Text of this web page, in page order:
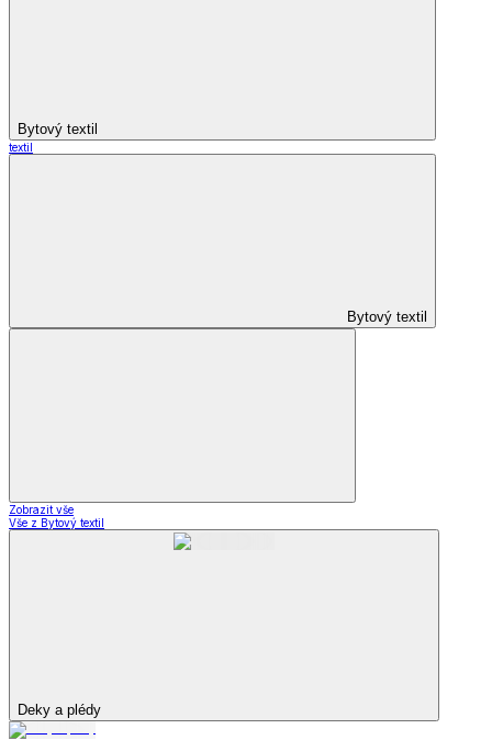
Bytový textil
textil
Bytový textil
Zobrazit vše
Vše z Bytový textil
Deky a plédy